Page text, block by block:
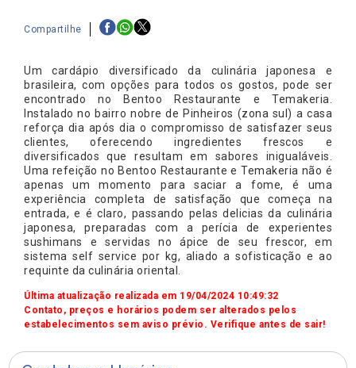
Compartilhe
Um cardápio diversificado da culinária japonesa e
brasileira, com opções para todos os gostos, pode ser
encontrado no Bentoo Restaurante e Temakeria.
Instalado no bairro nobre de Pinheiros (zona sul) a casa
reforça dia após dia o compromisso de satisfazer seus
clientes, oferecendo ingredientes frescos e
diversificados que resultam em sabores inigualáveis.
Uma refeição no Bentoo Restaurante e Temakeria não é
apenas um momento para saciar a fome, é uma
experiência completa de satisfação que começa na
entrada, e é claro, passando pelas delicias da culinária
japonesa, preparadas com a perícia de experientes
sushimans e servidas no ápice de seu frescor, em
sistema self service por kg, aliado a sofisticação e ao
requinte da culinária oriental.
Última atualização realizada em 19/04/2024 10:49:32
Contato, preços e horários podem ser alterados pelos
estabelecimentos sem aviso prévio. Verifique antes de sair!